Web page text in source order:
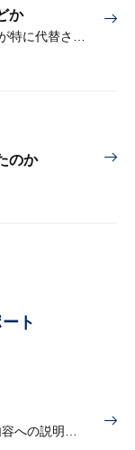
か
のか
ト
高市政権はより緩慢な引上げを容認／改定内容への説明責任が焦点